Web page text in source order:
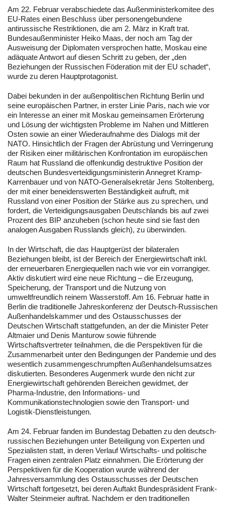
Am 22. Februar verabschiedete das Außenministerkomitee des
EU-Rates einen Beschluss über personengebundene
antirussische Restriktionen, die am 2. März in Kraft trat.
Bundesaußenminister Heiko Maas, der noch am Tag der
Ausweisung der Diplomaten versprochen hatte, Moskau eine
adäquate Antwort auf diesen Schritt zu geben, der „den
Beziehungen der Russischen Föderation mit der EU schadet“,
wurde zu deren Hauptprotagonist.
Dabei bekunden in der außenpolitischen Richtung Berlin und
seine europäischen Partner, in erster Linie Paris, nach wie vor
ein Interesse an einer mit Moskau gemeinsamen Erörterung
und Lösung der wichtigsten Probleme im Nahen und Mittleren
Osten sowie an einer Wiederaufnahme des Dialogs mit der
NATO. Hinsichtlich der Fragen der Abrüstung und Verringerung
der Risiken einer militärischen Konfrontation im europäischen
Raum hat Russland die offenkundig destruktive Position der
deutschen Bundesverteidigungsministerin Annegret Kramp-
Karrenbauer und von NATO-Generalsekretär Jens Stoltenberg,
der mit einer beneidenswerten Beständigkeit aufruft, mit
Russland von einer Position der Stärke aus zu sprechen, und
fordert, die Verteidigungsausgaben Deutschlands bis auf zwei
Prozent des BIP anzuheben (schon heute sind sie fast den
analogen Ausgaben Russlands gleich), zu überwinden.
In der Wirtschaft, die das Hauptgerüst der bilateralen
Beziehungen bleibt, ist der Bereich der Energiewirtschaft inkl.
der erneuerbaren Energiequellen nach wie vor ein vorrangiger.
Aktiv diskutiert wird eine neue Richtung – die Erzeugung,
Speicherung, der Transport und die Nutzung von
umweltfreundlich reinem Wasserstoff. Am 16. Februar hatte in
Berlin die traditionelle Jahreskonferenz der Deutsch-Russischen
Außenhandelskammer und des Ostausschusses der
Deutschen Wirtschaft stattgefunden, an der die Minister Peter
Altmaier und Denis Manturow sowie führende
Wirtschaftsvertreter teilnahmen, die die Perspektiven für die
Zusammenarbeit unter den Bedingungen der Pandemie und des
wesentlich zusammengeschrumpften Außenhandelsumsatzes
diskutierten. Besonderes Augenmerk wurde den nicht zur
Energiewirtschaft gehörenden Bereichen gewidmet, der
Pharma-Industrie, den Informations- und
Kommunikationstechnologien sowie den Transport- und
Logistik-Dienstleistungen.
Am 24. Februar fanden im Bundestag Debatten zu den deutsch-
russischen Beziehungen unter Beteiligung von Experten und
Spezialisten statt, in deren Verlauf Wirtschafts- und politische
Fragen einen zentralen Platz einnahmen. Die Erörterung der
Perspektiven für die Kooperation wurde während der
Jahresversammlung des Ostausschusses der Deutschen
Wirtschaft fortgesetzt, bei deren Auftakt Bundespräsident Frank-
Walter Steinmeier auftrat. Nachdem er den traditionellen